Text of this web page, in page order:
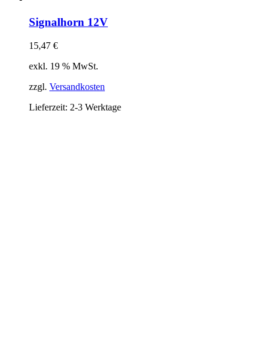
Signalhorn 12V
15,47 €
exkl. 19 % MwSt.
zzgl. Versandkosten
Lieferzeit: 2-3 Werktage